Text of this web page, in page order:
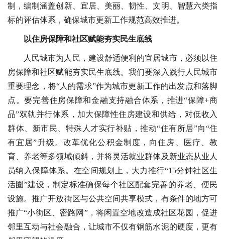
制，编制涵盖创新、宜居、美丽、韧性、文明、智慧六类指
标的评估体系，确保城市更新工作规范高效推进。
以住房保障和社区赋能夯实民生底线
人民城市为人民，建设舒适便利的宜居城市，必须以住
房保障和社区赋能夯实民生底线。我们要深入践行人民城市
重要理念，将“人的需求”作为城市更新工作的出发点和落脚
点。要完善住房保障和金融支持融合体系，推进“保障+商
品”双轨并行体系，加大保障性住房建设和供给，对低收入
群体、新市民、特殊人才实行补贴，推动“住有所居”向“住
有宜居”升级。改革优化公积金制度，向住房、医疗、教
育、养老等多领域倾斜，并将灵活就业群体及新业态从业人
员纳入保障体系。在空间规划上，大力推行“15分钟社区生
活圈”建设，制定标准确保每个社区配套完善的养老、便民
设施。推广开放街区与公共空间共享模式，有条件的地方可
推广“小街区、密路网”，将闲置空地改造成社区花园，促进
邻里互动与社会融合，让城市不仅有钢筋水泥的硬度，更有